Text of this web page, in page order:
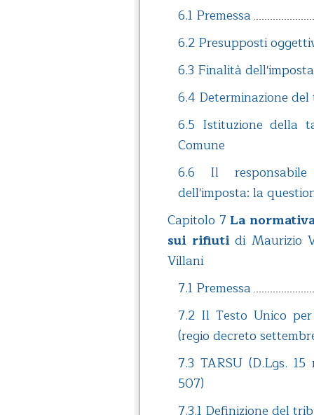
6.1 Premessa
6.2 Presupposti
6.3 Finalità dell'imposta
6.4 Determinazione
6.5 Istituzione della
Comune
6.6 Il
dell'imposta: la
Capitolo 7La
sui rifiutidi Maurizio
Villani
7.1 Premessa
7.2 Il Testo Unico
(regio decreto
7.3 TARSU (D.Lgs.
507)